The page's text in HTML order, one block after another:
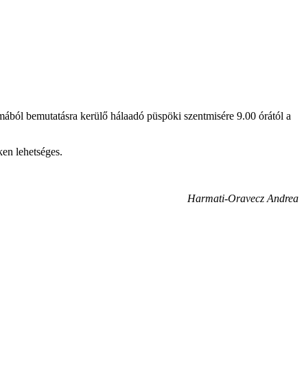
bemutatásra kerülő hálaadó püspöki szentmisére 9.00 órától a
lehetséges.
Harmati-Oravecz Andrea